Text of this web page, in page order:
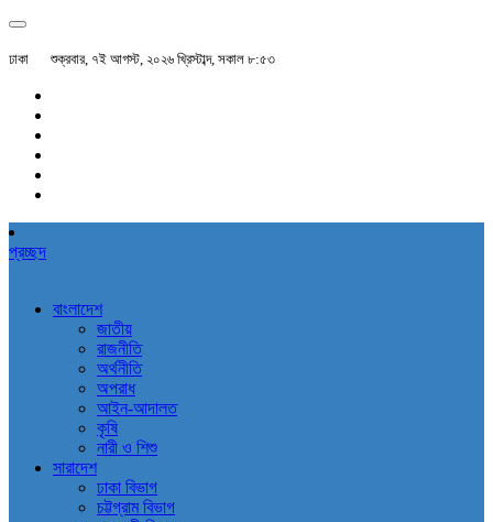
ঢাকা শুক্রবার, ৭ই আগস্ট, ২০২৬ খ্রিস্টাব্দ, সকাল ৮:৫৩
প্রচ্ছদ
বাংলাদেশ
জাতীয়
রাজনীতি
অর্থনীতি
অপরাধ
আইন-আদালত
কৃষি
নারী ও শিশু
সারাদেশ
ঢাকা বিভাগ
চট্টগ্রাম বিভাগ